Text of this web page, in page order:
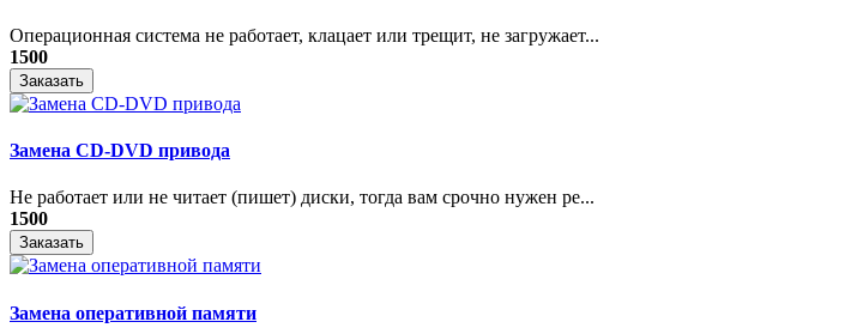
Операционная система не работает, клацает или трещит, не загружает...
1500
Заказать
Замена CD-DVD привода
Не работает или не читает (пишет) диски, тогда вам срочно нужен ре...
1500
Заказать
Замена оперативной памяти